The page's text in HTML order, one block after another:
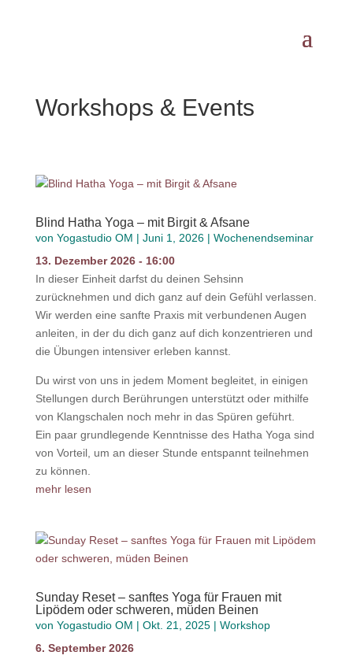
Workshops & Events
Blind Hatha Yoga – mit Birgit & Afsane
von Yogastudio OM | Juni 1, 2026| Wochenendseminar
13. Dezember 2026 - 16:00
In dieser Einheit darfst du deinen Sehsinn
zurücknehmen und dich ganz auf dein Gefühl verlassen.
Wir werden eine sanfte Praxis mit verbundenen Augen
anleiten, in der du dich ganz auf dich konzentrieren und
die Übungen intensiver erleben kannst.
Du wirst von uns in jedem Moment begleitet, in einigen
Stellungen durch Berührungen unterstützt oder mithilfe
von Klangschalen noch mehr in das Spüren geführt.
Ein paar grundlegende Kenntnisse des Hatha Yoga sind
von Vorteil, um an dieser Stunde entspannt teilnehmen
zu können.
mehr lesen
Sunday Reset – sanftes Yoga für Frauen mit
Lipödem oder schweren, müden Beinen
von Yogastudio OM | Okt. 21, 2025| Workshop
6. September 2026